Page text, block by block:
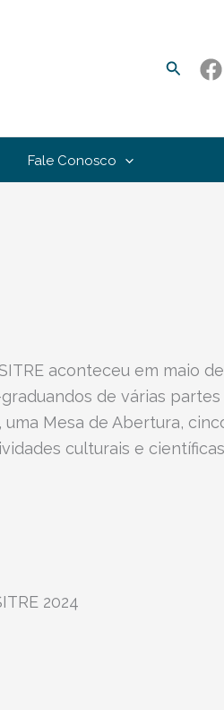
Fale Conosco
aconteceu em maio
de várias partes
Mesa de Abertura,
culturais e
2024